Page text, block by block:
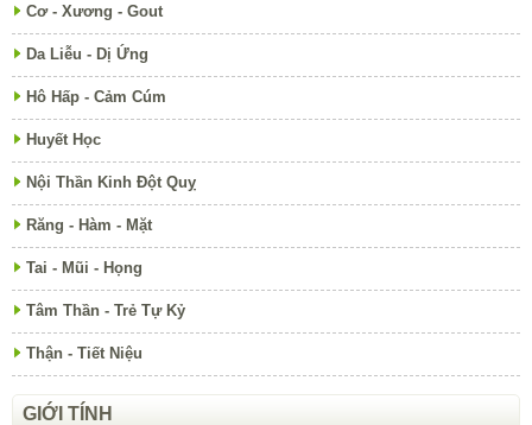
Cơ - Xương - Gout
Da Liễu - Dị Ứng
Hô Hấp - Cảm Cúm
Huyết Học
Nội Thần Kinh Đột Quỵ
Răng - Hàm - Mặt
Tai - Mũi - Họng
Tâm Thần - Trẻ Tự Kỷ
Thận - Tiết Niệu
GIỚI TÍNH